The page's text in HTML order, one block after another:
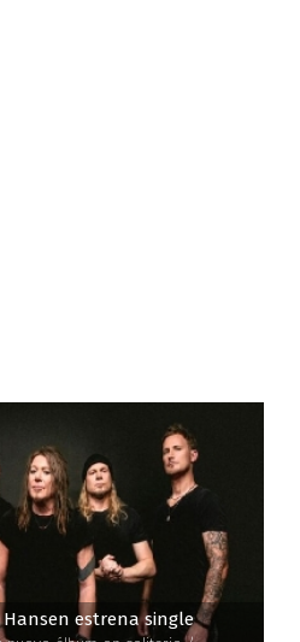
Hansen estrena single